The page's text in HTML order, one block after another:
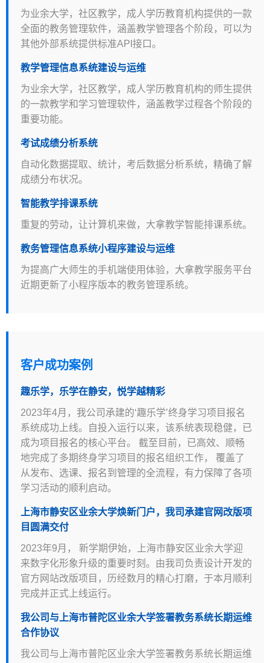
为业余大学，社区教学，成人学历教育机构提供的一款
全面的教务管理软件，涵盖教学管理各个阶段，可以为
其他外部系统提供标准API接口。
教学管理信息系统建设与运维
为业余大学，社区教学，成人学历教育机构的师生提供
的一款教学和学习管理软件，涵盖教学过程各个阶段的
重要功能。
考试成绩分析系统
自动化数据提取、统计，考后数据分析系统，精确了解
成绩分布状况。
智能教学排课系统
重复的劳动，让计算机来做，大拿教学智能排课系统。
教务管理信息系统小程序建设与运维
为提高广大师生的手机端使用体验，大拿教学服务平台
近期更新了小程序版本的教务管理系统。
客户成功案例
趣乐学，乐学在静安，悦学越精彩
2023年4月，我公司承建的‘趣乐学’终身学习项目报名
系统成功上线。自投入运行以来，该系统表现稳健，已
成为项目报名的核心平台。 截至目前，已高效、顺畅
地完成了多期终身学习项目的报名组织工作， 覆盖了
从发布、选课、报名到管理的全流程，有力保障了各项
学习活动的顺利启动。
上海市静安区业余大学焕新门户，我司承建官网改版项
目圆满交付
2023年9月， 新学期伊始，上海市静安区业余大学迎
来数字化形象升级的重要时刻。由我司负责设计开发的
官方网站改版项目，历经数月的精心打磨，于本月顺利
完成并正式上线运行。
我公司与上海市普陀区业余大学签署教务系统长期运维
合作协议
我公司与上海市普陀区业余大学签署教务系统长期运维